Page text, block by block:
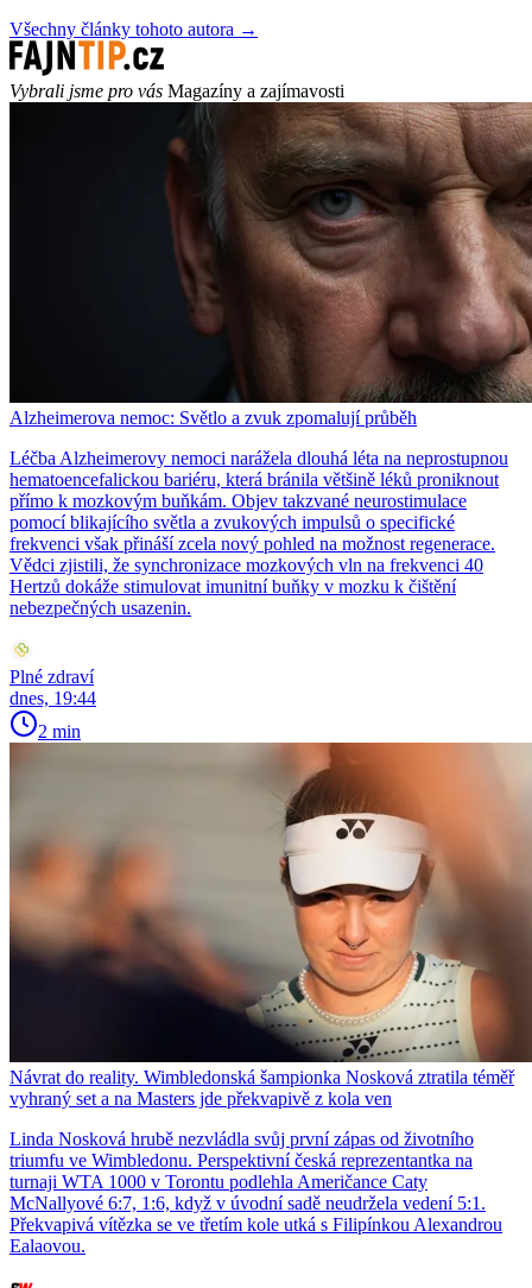
Všechny články tohoto autora →
Vybrali jsme pro vás Magazíny a zajímavosti
Alzheimerova nemoc: Světlo a zvuk zpomalují průběh
Léčba Alzheimerovy nemoci narážela dlouhá léta na neprostupnou
hematoencefalickou bariéru, která bránila většině léků proniknout
přímo k mozkovým buňkám. Objev takzvané neurostimulace
pomocí blikajícího světla a zvukových impulsů o specifické
frekvenci však přináší zcela nový pohled na možnost regenerace.
Vědci zjistili, že synchronizace mozkových vln na frekvenci 40
Hertzů dokáže stimulovat imunitní buňky v mozku k čištění
nebezpečných usazenin.
Plné zdraví
dnes, 19:44
2 min
Návrat do reality. Wimbledonská šampionka Nosková ztratila téměř
vyhraný set a na Masters jde překvapivě z kola ven
Linda Nosková hrubě nezvládla svůj první zápas od životního
triumfu ve Wimbledonu. Perspektivní česká reprezentantka na
turnaji WTA 1000 v Torontu podlehla Američance Caty
McNallyové 6:7, 1:6, když v úvodní sadě neudržela vedení 5:1.
Překvapivá vítězka se ve třetím kole utká s Filipínkou Alexandrou
Ealaovou.